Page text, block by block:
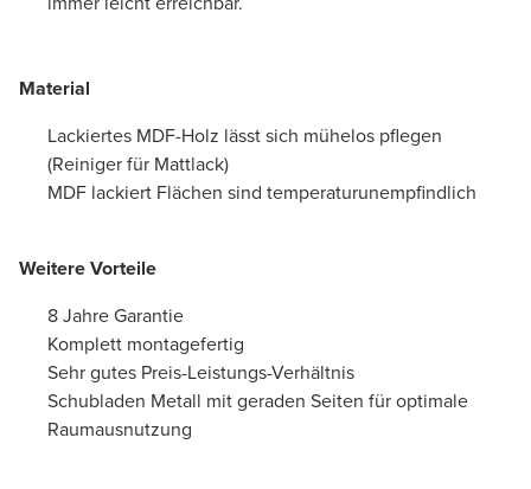
Material
Lackiertes MDF-Holz lässt sich mühelos pflegen
(Reiniger für Mattlack)
MDF lackiert Flächen sind temperaturunempfindlich
Weitere Vorteile
8 Jahre Garantie
Komplett montagefertig
Sehr gutes Preis-Leistungs-Verhältnis
Schubladen Metall mit geraden Seiten für optimale
Raumausnutzung